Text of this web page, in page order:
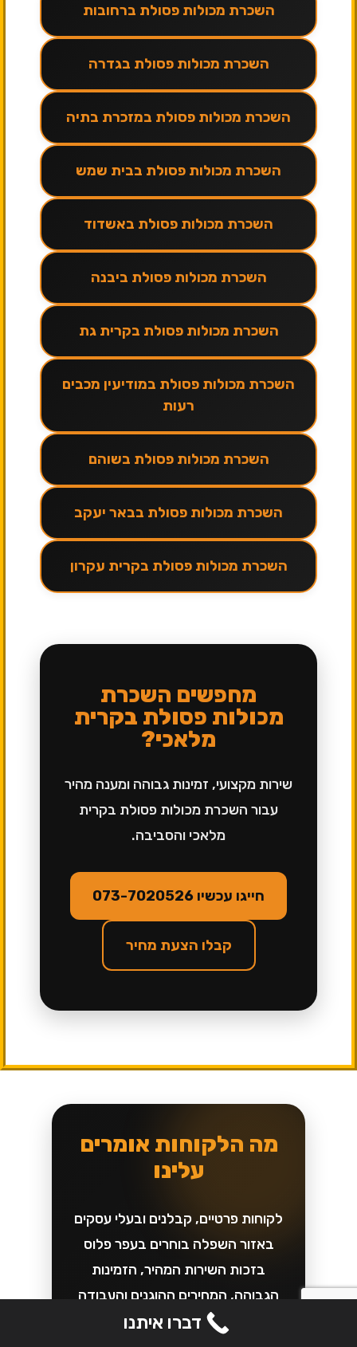
השכרת מכולות פסולת ברחובות
השכרת מכולות פסולת בגדרה
השכרת מכולות פסולת במזכרת בתיה
השכרת מכולות פסולת בבית שמש
השכרת מכולות פסולת באשדוד
השכרת מכולות פסולת ביבנה
השכרת מכולות פסולת בקרית גת
השכרת מכולות פסולת במודיעין מכבים
רעות
השכרת מכולות פסולת בשוהם
השכרת מכולות פסולת בבאר יעקב
השכרת מכולות פסולת בקרית עקרון
מחפשים השכרת
מכולות פסולת בקרית
מלאכי?
שירות מקצועי, זמינות גבוהה ומענה מהיר
עבור השכרת מכולות פסולת בקרית
מלאכי והסביבה.
חייגו עכשיו 073-7020526
קבלו הצעת מחיר
מה הלקוחות אומרים
עלינו
לקוחות פרטיים, קבלנים ובעלי עסקים
באזור השפלה בוחרים בעפר פלוס
בזכות השירות המהיר, הזמינות
הגבוהה, המחירים ההוגנים והעבודה
המקצועית בשטח.
דברו איתנו